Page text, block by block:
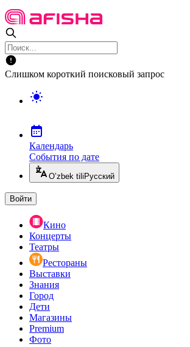
Слишком короткий поисковый запрос
Календарь
События по дате
O’zbek tili Русский
Войти
Кино
Концерты
Театры
Рестораны
Выставки
Знания
Город
Дети
Магазины
Premium
Фото